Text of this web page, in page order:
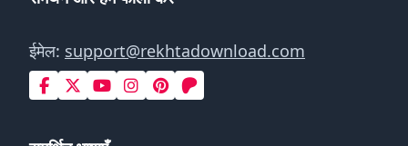
ईमेल: support@rekhtadownload.com